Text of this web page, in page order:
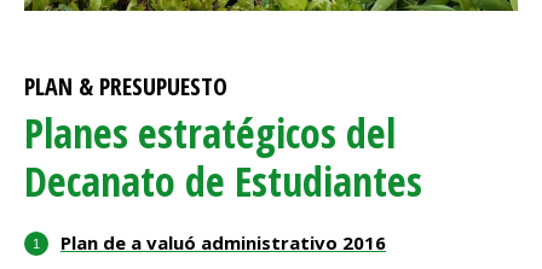
PLAN & PRESUPUESTO
Planes estratégicos del
Decanato de Estudiantes
Plan de a valuó administrativo 2016